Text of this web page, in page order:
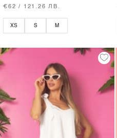
€62 / 121.26 ЛВ.
XS S M